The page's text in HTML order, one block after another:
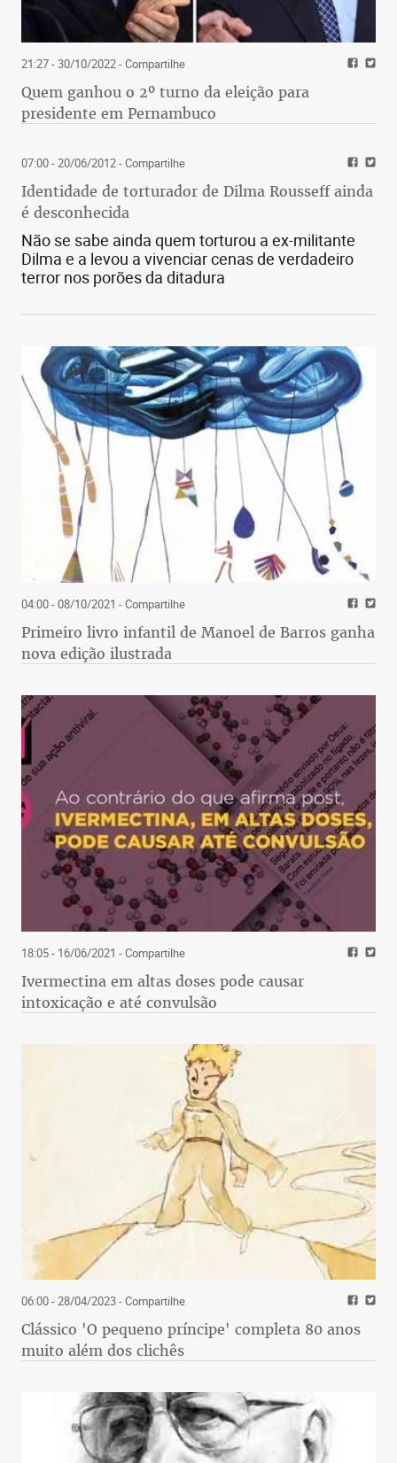
21:27 - 30/10/2022- Compartilhe
Quem ganhou o 2º turno da eleição para
presidente em Pernambuco
07:00 - 20/06/2012- Compartilhe
Identidade de torturador de Dilma Rousseff ainda
é desconhecida
Não se sabe ainda quem torturou a ex-militante
Dilma e a levou a vivenciar cenas de verdadeiro
terror nos porões da ditadura
04:00 - 08/10/2021 - Compartilhe
Primeiro livro infantil de Manoel de Barros ganha
nova edição ilustrada
18:05 - 16/06/2021 - Compartilhe
Ivermectina em altas doses pode causar
intoxicação e até convulsão
06:00 - 28/04/2023- Compartilhe
Clássico 'O pequeno príncipe' completa 80 anos
muito além dos clichês